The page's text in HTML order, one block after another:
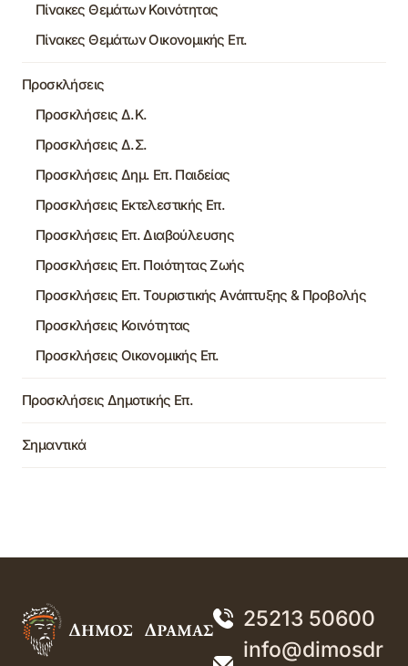
Πίνακες Θεμάτων Κοινότητας
Πίνακες Θεμάτων Οικονομικής Επ.
Προσκλήσεις
Προσκλήσεις Δ.Κ.
Προσκλήσεις Δ.Σ.
Προσκλήσεις Δημ. Επ. Παιδείας
Προσκλήσεις Εκτελεστικής Επ.
Προσκλήσεις Επ. Διαβούλευσης
Προσκλήσεις Επ. Ποιότητας Ζωής
Προσκλήσεις Επ. Τουριστικής Ανάπτυξης & Προβολής
Προσκλήσεις Κοινότητας
Προσκλήσεις Οικονομικής Επ.
Προσκλήσεις Δημοτικής Επ.
Σημαντικά
25213 50600
info@dimosdr